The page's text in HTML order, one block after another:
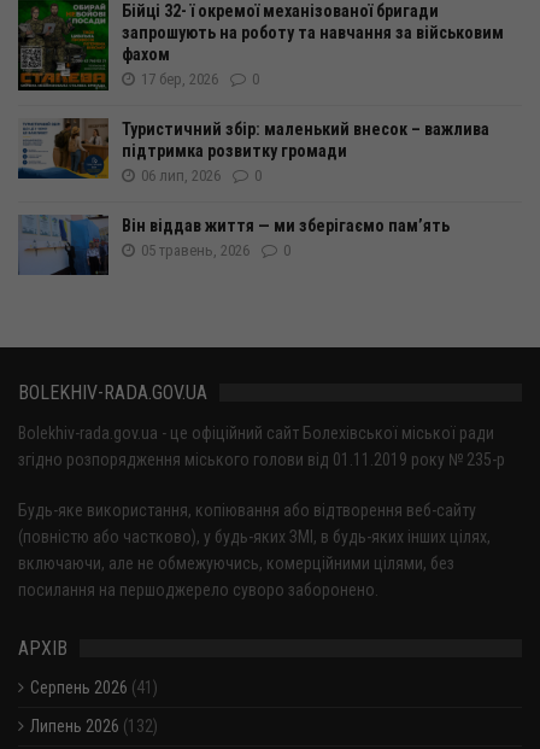
Бійці 32- ї окремої механізованої бригади
запрошують на роботу та навчання за військовим
фахом
17 бер, 2026 0
Туристичний збір: маленький внесок – важлива
підтримка розвитку громади
06 лип, 2026 0
Він віддав життя — ми зберігаємо пам’ять
05 травень, 2026 0
BOLEKHIV-RADA.GOV.UA
Bolekhiv-rada.gov.ua - це офіційний сайт Болехівської міської ради
згідно розпорядження міського голови від 01.11.2019 року № 235-р
Будь-яке використання, копіювання або відтворення веб-сайту
(повністю або частково), у будь-яких ЗМІ, в будь-яких інших цілях,
включаючи, але не обмежуючись, комерційними цілями, без
посилання на першоджерело суворо заборонено.
АРХІВ
Серпень 2026 (41)
Липень 2026 (132)